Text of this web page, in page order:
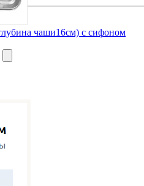
чаши16см) с сифоном